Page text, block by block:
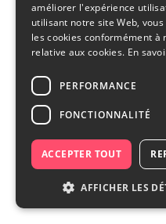
améliorer l'expérience
utilisant notre site Web,
les cookies conformément à
relative aux cookies. En
PERFORMANCE
FONCTIONNALITÉ
ACCEPTER TOUT
AFFICHER LES